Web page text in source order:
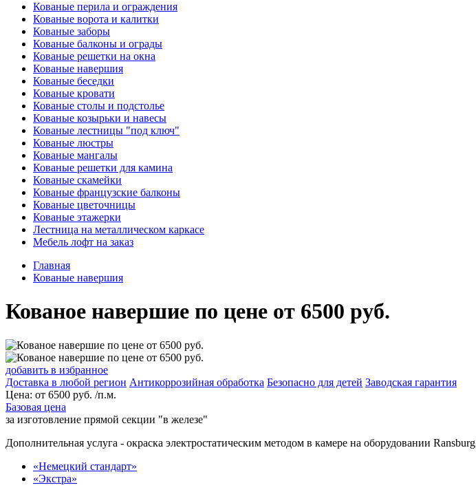
Кованые перила и ограждения
Кованые ворота и калитки
Кованые заборы
Кованые балконы и ограды
Кованые решетки на окна
Кованые навершия
Кованые беседки
Кованые кровати
Кованые столы и подстолье
Кованые козырьки и навесы
Кованые лестницы "под ключ"
Кованые люстры
Кованые мангалы
Кованые решетки для камина
Кованые скамейки
Кованые французские балконы
Кованые цветочницы
Кованые этажерки
Лестница на металлическом каркасе
Мебель лофт на заказ
Главная
Кованые навершия
Кованое навершие по цене от 6500 руб.
добавить в избранное
Доставка в любой регион Антикоррозийная обработка Безопасно для детей Заводская гарантия
Цена: от 6500 руб. /п.м.
Базовая цена
за изготовление прямой секции "в железе"
Дополнительная услуга - окраска электростатическим методом в камере на оборудовании Ransburg
«Немецкий стандарт»
«Экстра»